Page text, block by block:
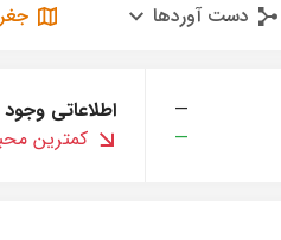
دست آوردها
—
—
اطلاعاتی وجود
کمترین